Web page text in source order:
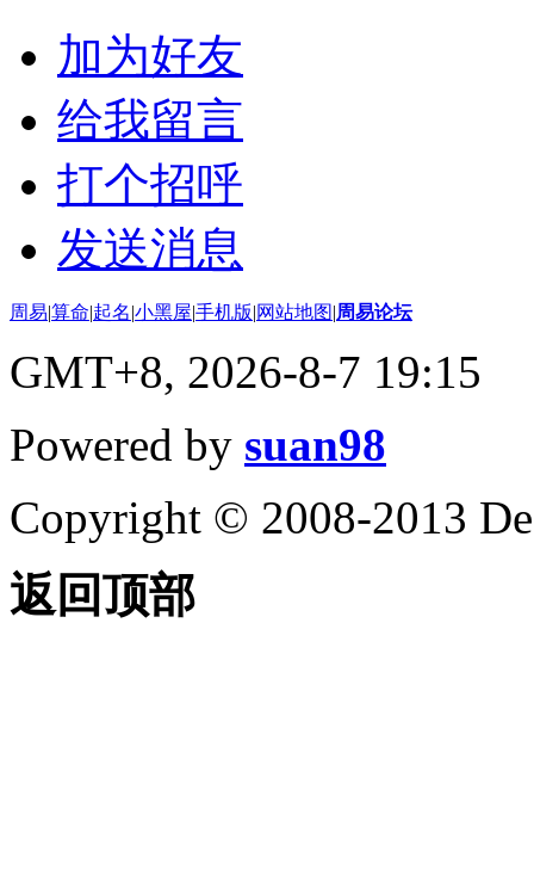
加为好友
给我留言
打个招呼
发送消息
周易|算命|起名|小黑屋|手机版|网站地图|周易论坛
GMT+8, 2026-8-7 19:15
Powered by suan98
Copyright © 2008-2013
返回顶部